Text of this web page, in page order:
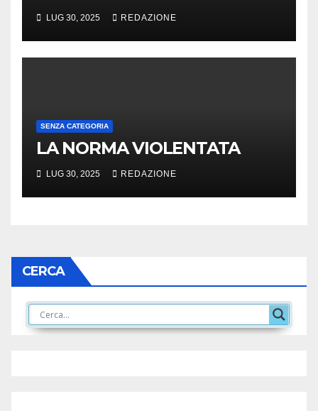
PROPOSTA FOLLE, QUINDI
SENSATA
LUG 30, 2025 REDAZIONE
SENZA CATEGORIA
LA NORMA VIOLENTATA
LUG 30, 2025 REDAZIONE
CERCA